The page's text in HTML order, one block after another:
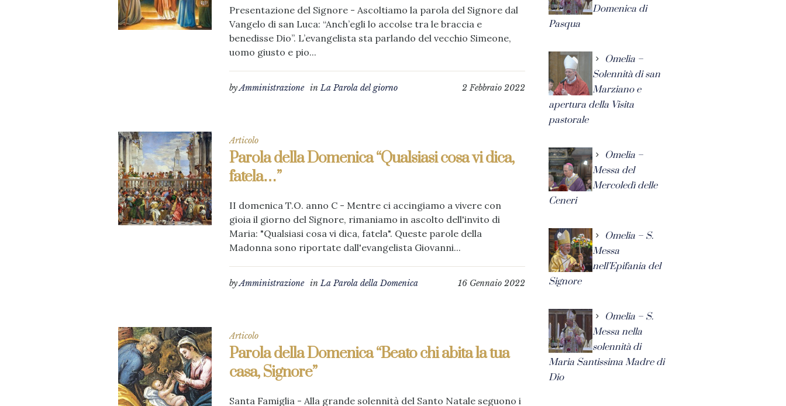
Presentazione del Signore - Ascoltiamo la parola del Signore dal
Vangelo di san Luca: “Anch’egli lo accolse tra le braccia e
benedisse Dio”. L’evangelista sta parlando del vecchio Simeone,
uomo giusto e pio...
2 Febbraio 2022
byAmministrazione inLa Parola del giorno
Articolo
Parola della Domenica “Qualsiasi cosa vi dica,
fatela…”
II domenica T.O. anno C - Mentre ci accingiamo a vivere con
gioia il giorno del Signore, rimaniamo in ascolto dell'invito di
Maria: "Qualsiasi cosa vi dica, fatela". Queste parole della
Madonna sono riportate dall'evangelista Giovanni...
16 Gennaio 2022
byAmministrazione inLa Parola della Domenica
Articolo
Parola della Domenica “Beato chi abita la tua
casa, Signore”
Santa Famiglia - Alla grande solennità del Santo Natale seguono i
Domenica di
Pasqua
Omelia –
Solennità di san
Marziano e
apertura della Visita
pastorale
Omelia –
Messa del
Mercoledì delle
Ceneri
Omelia – S.
Messa
nell’Epifania del
Signore
Omelia – S.
Messa nella
solennità di
Maria Santissima Madre di
Dio